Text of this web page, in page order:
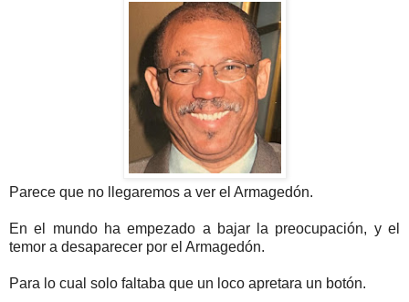
Parece que no llegaremos a ver el Armagedón.
En el mundo ha empezado a bajar la preocupación, y el
temor a desaparecer por el Armagedón.
Para lo cual solo faltaba que un loco apretara un botón.